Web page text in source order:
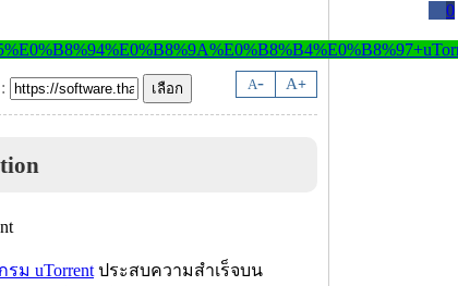
0
A- A+
รม uTorrent ประสบความสำเร็จบน